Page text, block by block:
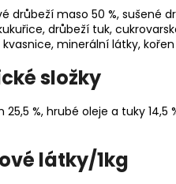
drůbeží maso 50 %, sušené
drůbeží tuk,
minerální látky,
složky
%, hrubé oleje a tuky 14,5
látky/1kg